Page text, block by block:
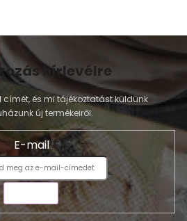
hírlevélre
és mi tájékoztatást küldünk
új termékeiről.
E-mail